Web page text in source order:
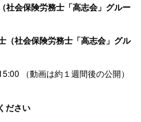
社会保険労務士「高志会」グルー
（社会保険労務士「高志会」グル
（動画は約１週間後の公開）
ださい